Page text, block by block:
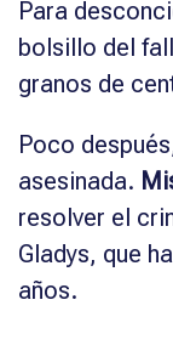
Para
bolsillo del
granos de
Poco
asesinada.
resolver el
Gladys, que
años.